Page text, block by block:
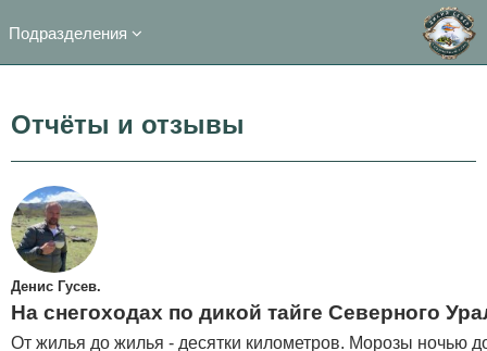
Подразделения
Отчёты и отзывы
Денис Гусев.
На снегоходах по дикой тайге Северного
От жилья до жилья - десятки километров. Морозы ночью